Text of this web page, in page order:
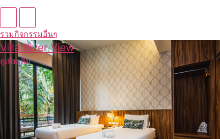
รวมกิจกรรมอื่นๆ
Villa River View
ดูเพิ่มเติม